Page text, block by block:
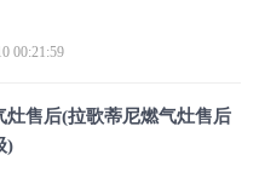
00:21:59
灶售后(拉歌蒂尼燃气灶售后
)